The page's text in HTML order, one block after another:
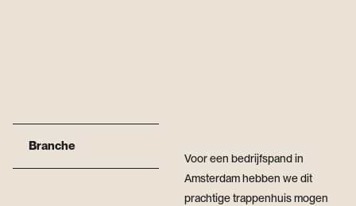
Branche
Voor een bedrijfspand in
Amsterdam hebben we dit
prachtige trappenhuis mogen